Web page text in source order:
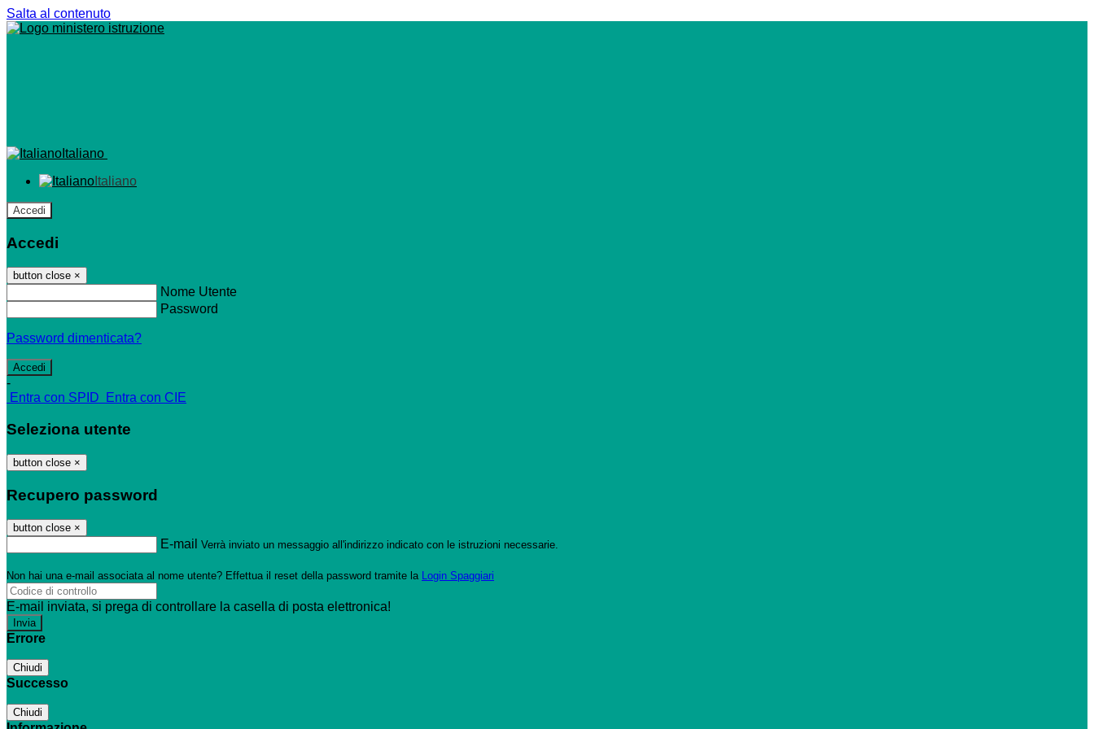
Salta al contenuto
Italiano
Italiano
Accedi
Accedi
button close ×
Nome Utente
Password
Password dimenticata?
-
Entra con SPID
Entra con CIE
Seleziona utente
button close ×
Recupero password
button close ×
E-mail Verrà inviato un messaggio all'indirizzo indicato con le istruzioni necessarie.
Non hai una e-mail associata al nome utente? Effettua il reset della password tramite la Login Spaggiari
E-mail inviata, si prega di controllare la casella di posta elettronica!
Errore
Chiudi
Successo
Chiudi